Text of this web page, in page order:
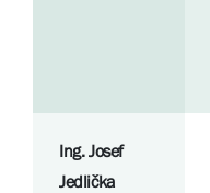
Ing. Josef
Jedlička